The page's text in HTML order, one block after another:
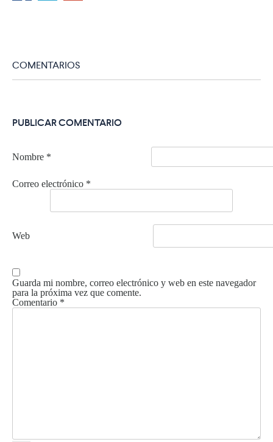
COMENTARIOS
PUBLICAR COMENTARIO
Nombre *
Correo electrónico *
Web
Guarda mi nombre, correo electrónico y web en este navegador
para la próxima vez que comente.
Comentario *